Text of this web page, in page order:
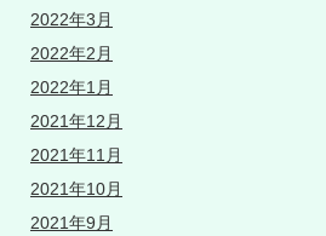
2022年3月
2022年2月
2022年1月
2021年12月
2021年11月
2021年10月
2021年9月